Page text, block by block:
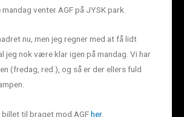
venter AGF på JYSK park.
nu, men jeg regner med at få lidt
jeg nok være klar igen på mandag. Vi har
(fredag, red.), og så er der ellers fuld
billet til braget mod AGFher.